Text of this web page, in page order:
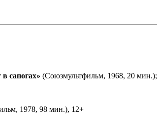
в сапогах» (Союзмультфильм, 1968, 20
1978, 98 мин.), 12+